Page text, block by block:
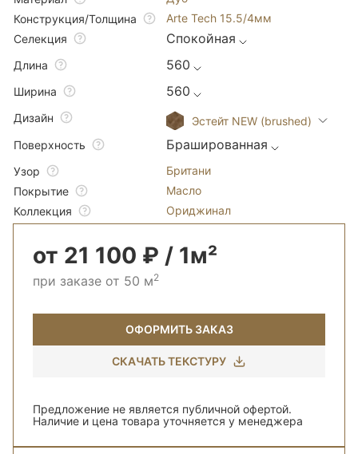
Конструкция/Толщина
Arte Tech 15.5/4мм
Селекция
Спокойная
Длина 560
Ширина 560
Дизайн
Эстейт NEW (brushed)
Поверхность
Брашированная
Узор
Британи
Покрытие
Масло
Коллекция
Ориджинал
от 21 100 ₽ / 1м²
при заказе от 50 м2
ОФОРМИТЬ ЗАКАЗ
СКАЧАТЬ ТЕКСТУРУ
Предложение не является публичной офертой.
Наличие и цена товара уточняется у менеджера